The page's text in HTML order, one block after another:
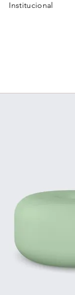
Institucional